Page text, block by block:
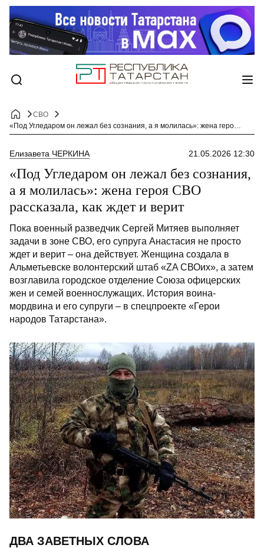
СВО
«Под Угледаром он лежал без сознания, а я молилась»: жена героя СВО рассказала, как ждет и верит
Елизавета ЧЕРКИНА 21.05.2026 12:30
«Под Угледаром он лежал без сознания,
а я молилась»: жена героя СВО
рассказала, как ждет и верит
Пока военный разведчик Сергей Митяев выполняет
задачи в зоне СВО, его супруга Анастасия не просто
ждет и верит – она действует. Женщина создала в
Альметьевске волонтерский штаб «ZA СВОих», а затем
возглавила городское отделение Союза офицерских
жен и семей военнослужащих. История воина-
мордвина и его супруги – в спецпроекте «Герои
народов Татарстана».
ДВА ЗАВЕТНЫХ СЛОВА